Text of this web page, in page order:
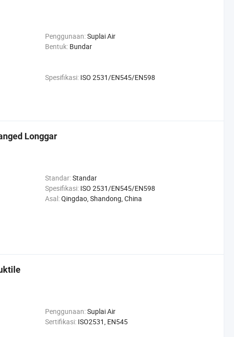
Penggunaan:Suplai Air
Bentuk: Bundar
Spesifikasi: ISO 2531/EN545/EN598
Longgar
Standar:Standar
Spesifikasi: ISO 2531/EN545/EN598
Asal:Qingdao, Shandong, China
Penggunaan:Suplai Air
Sertifikasi: ISO2531, EN545